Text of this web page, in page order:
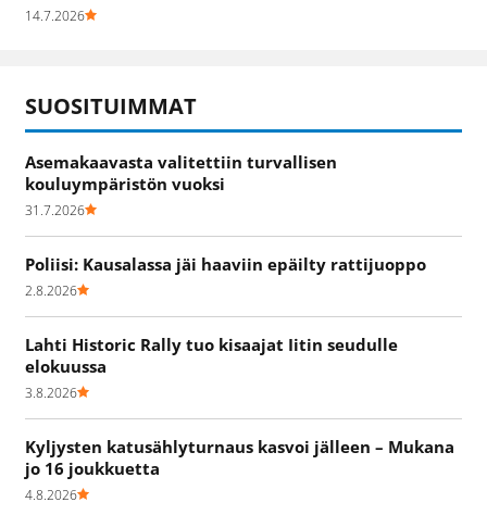
14.7.2026
SUOSITUIMMAT
Asemakaavasta valitettiin turvallisen
kouluympäristön vuoksi
31.7.2026
Poliisi: Kausalassa jäi haaviin epäilty rattijuoppo
2.8.2026
Lahti Historic Rally tuo kisaajat Iitin seudulle
elokuussa
3.8.2026
Kyljysten katusählyturnaus kasvoi jälleen – Mukana
jo 16 joukkuetta
4.8.2026